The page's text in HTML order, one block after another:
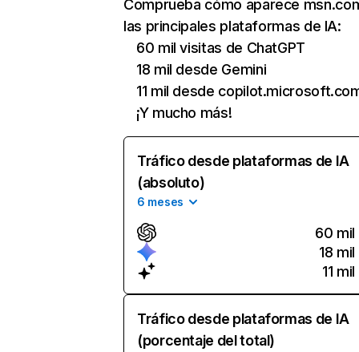
Comprueba cómo aparece
las principales plataformas de IA:
60 mil visitas de ChatGPT
18 mil desde Gemini
11 mil desde
¡Y mucho más!
Tráfico desde plataformas de IA
(absoluto)
6 meses
60 mil
18 mil
11 mil
Tráfico desde plataformas de IA
(porcentaje del total)